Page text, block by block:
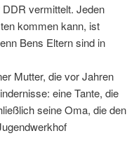
vermittelt. Jeden
kommen kann, ist
Bens Eltern sind in
Mutter, die vor Jahren
eine Tante, die
seine Oma, die den